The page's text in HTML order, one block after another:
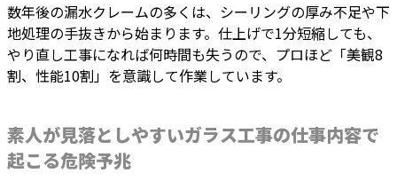
数年後の漏水クレームの多くは、シーリングの厚み不足や下
地処理の手抜きから始まります。仕上げで1分短縮しても、
やり直し工事になれば何時間も失うので、プロほど「美観8
割、性能10割」を意識して作業しています。
素人が見落としやすいガラス工事の仕事内容で
起こる危険予兆